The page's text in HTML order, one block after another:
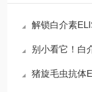
解锁白介素ELISA
别小看它！白介
猪旋毛虫抗体